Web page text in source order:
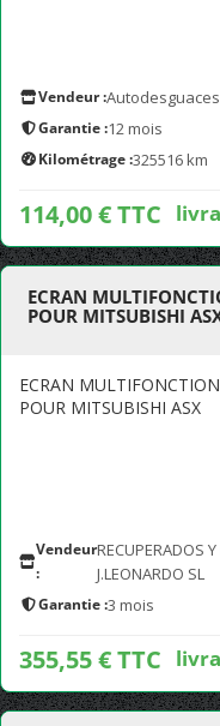
Vendeur :Autodesguaces
Garantie :12 mois
Kilométrage :325516 km
114,00 € TTC
ECRAN
POUR MITSUBISHI
ECRAN
POUR MITSUBISHI ASX
Vendeur
:
RECUPERADOS
J.LEONARDO SL
Garantie :3 mois
355,55 € TTC